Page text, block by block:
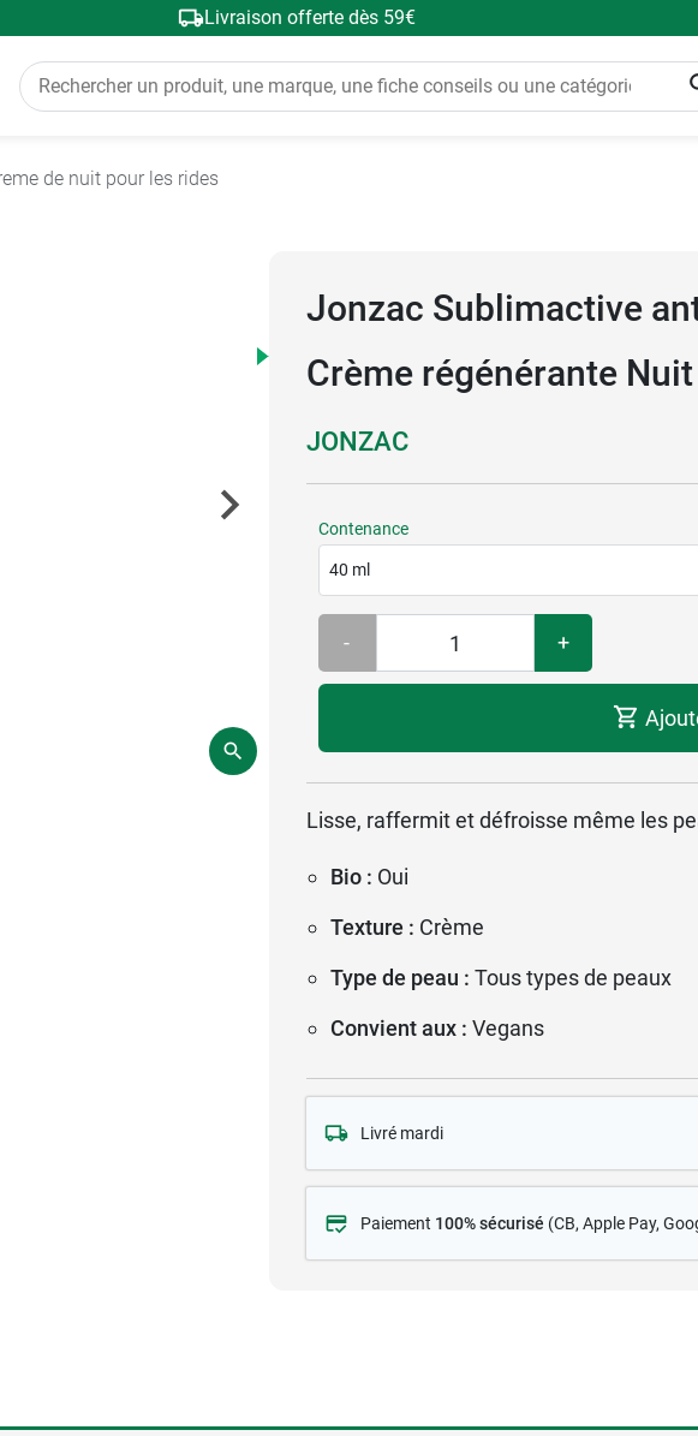
Livraison offerte dès 59€
de nuit pour les rides
Jonzac Sublimactive
Crème régénérante
JONZAC
Contenance
40 ml
- +
Lisse, raffermit et défroisse même les
Bio : Oui
Texture : Crème
Type de peau : Tous types de peaux
Convient aux : Vegans
Livré mardi
Paiement 100% sécurisé (CB, Apple Pay,